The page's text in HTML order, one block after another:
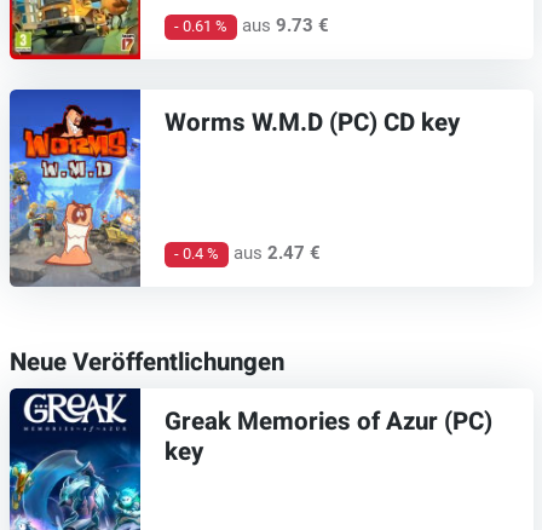
- 0.61 % aus9.73 €
Worms W.M.D (PC) CD key
- 0.4 % aus2.47 €
Neue Veröffentlichungen
Greak Memories of Azur (PC)
key